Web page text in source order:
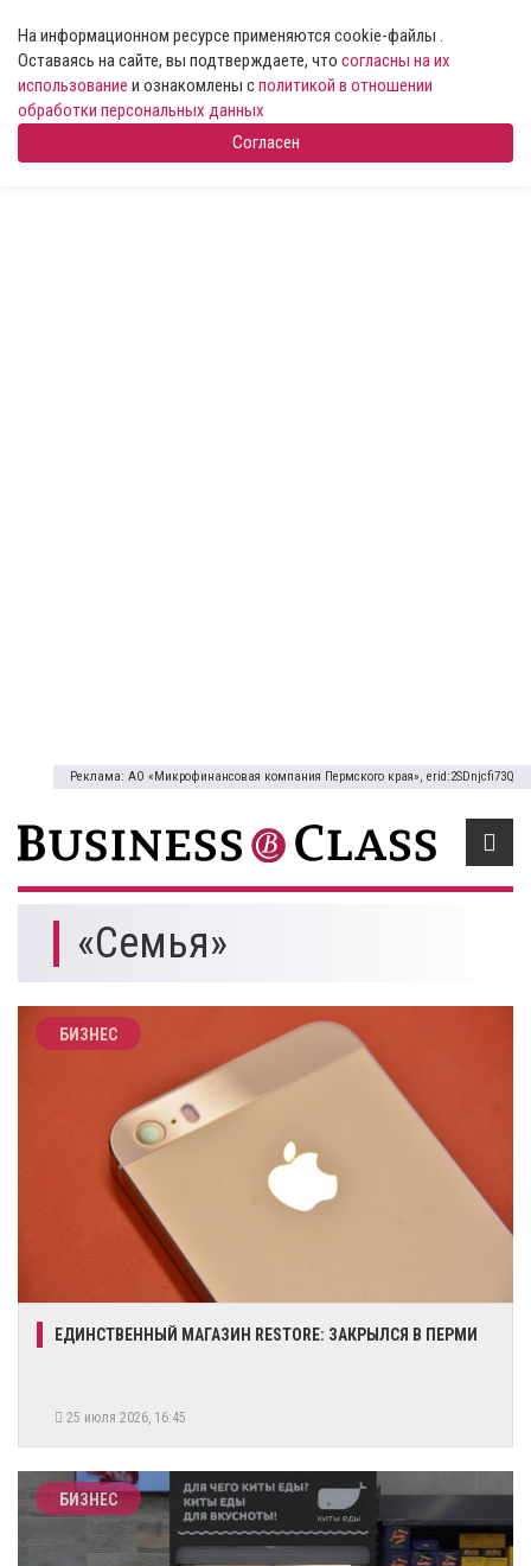
На информационном ресурсе применяются cookie-файлы .
Оставаясь на сайте, вы подтверждаете, что согласны на их
использование и ознакомлены сполитикой в отношении
обработки персональных данных
Согласен
Реклама: АО «Микрофинансовая компания Пермского края», erid:2SDnjcfi73Q
«Семья»
БИЗНЕС
ЕДИНСТВЕННЫЙ МАГАЗИН RESTORE: ЗАКРЫЛСЯ В ПЕРМИ
25 июля 2026, 16:45
БИЗНЕС